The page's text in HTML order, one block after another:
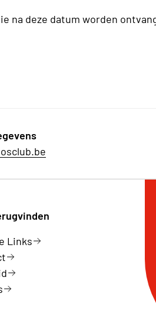
na deze datum worden
Links